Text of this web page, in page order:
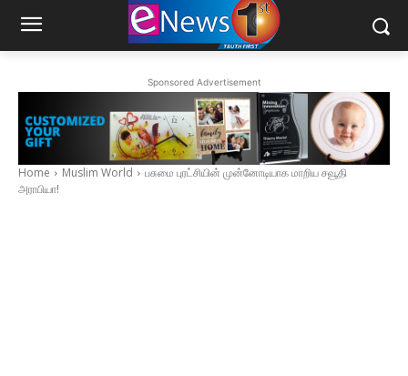
Sponsored Advertisement
Home Muslim World
பசுமை புரட்சியின் முன்னோடியாக மாறிய சவூதி
அராபியா!